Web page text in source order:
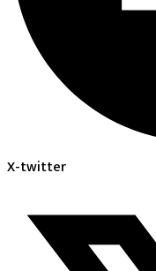
X-twitter